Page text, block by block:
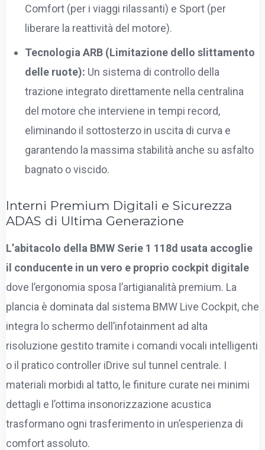
Comfort (per i viaggi rilassanti) e Sport (per
liberare la reattività del motore).
Tecnologia ARB (Limitazione dello slittamento
delle ruote): Un sistema di controllo della
trazione integrato direttamente nella centralina
del motore che interviene in tempi record,
eliminando il sottosterzo in uscita di curva e
garantendo la massima stabilità anche su asfalto
bagnato o viscido.
Interni Premium Digitali e Sicurezza
ADAS di Ultima Generazione
L’abitacolo della BMW Serie 1 118d usata accoglie
il conducente in un vero e proprio cockpit digitale
dove l’ergonomia sposa l’artigianalità premium. La
plancia è dominata dal sistema BMW Live Cockpit, che
integra lo schermo dell’infotainment ad alta
risoluzione gestito tramite i comandi vocali intelligenti
o il pratico controller iDrive sul tunnel centrale. I
materiali morbidi al tatto, le finiture curate nei minimi
dettagli e l’ottima insonorizzazione acustica
trasformano ogni trasferimento in un’esperienza di
comfort assoluto.